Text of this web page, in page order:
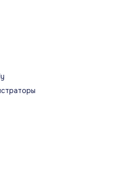
яркий цветной дисплей, до
здоровья и фитнеса,
каждый день
BODY